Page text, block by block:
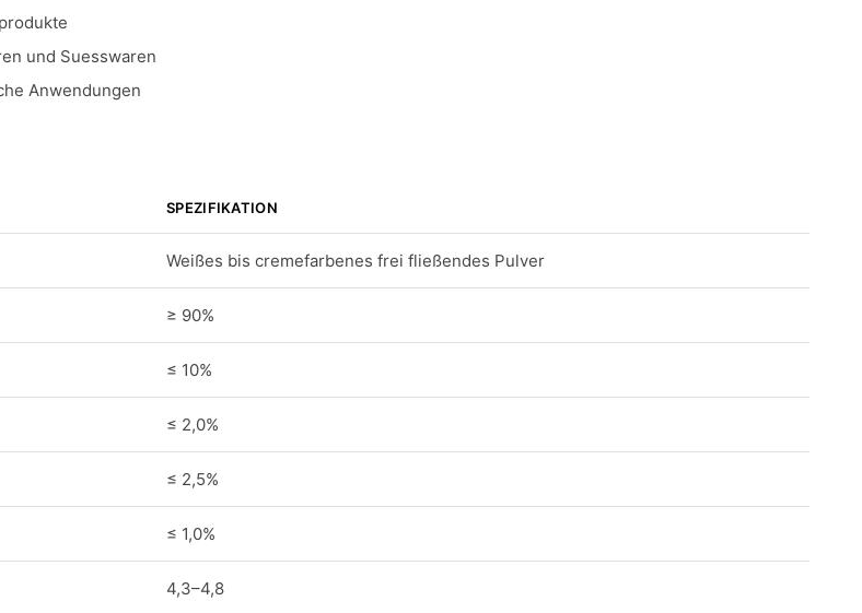
und Suesswaren
Anwendungen
SPEZIFIKATION
Weißes bis cremefarbenes frei fließendes Pulver
≥ 90%
≤ 10%
≤ 2,0%
≤ 2,5%
≤ 1,0%
4,3–4,8